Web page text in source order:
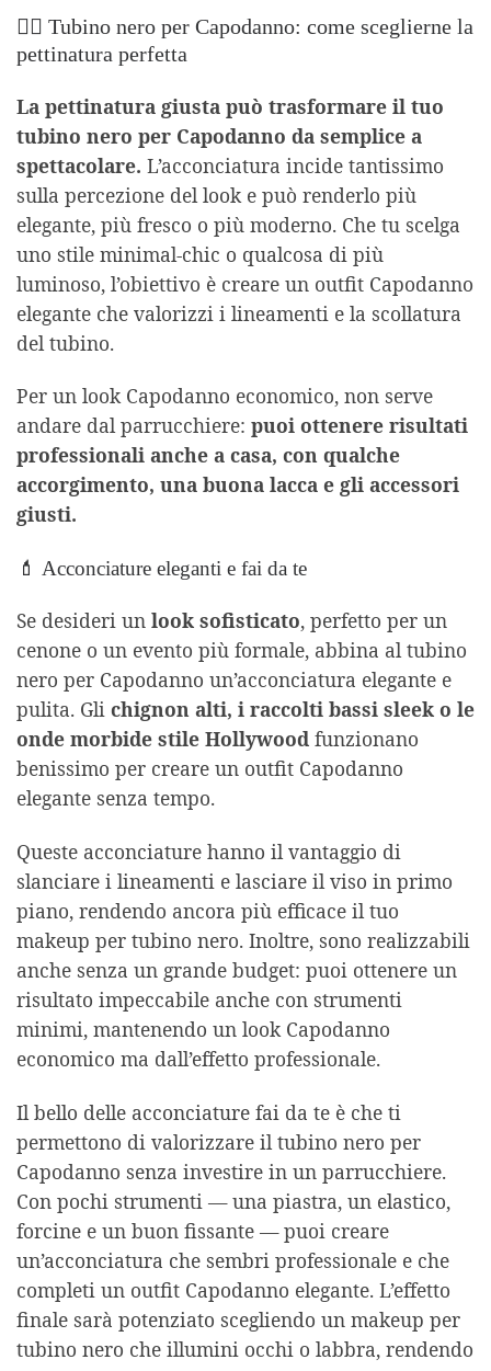
💇‍♀️ Tubino nero per Capodanno: come sceglierne la
pettinatura perfetta
La pettinatura giusta può trasformare il tuo
tubino nero per Capodanno da semplice a
spettacolare. L’acconciatura incide tantissimo
sulla percezione del look e può renderlo più
elegante, più fresco o più moderno. Che tu scelga
uno stile minimal-chic o qualcosa di più
luminoso, l’obiettivo è creare un outfit Capodanno
elegante che valorizzi i lineamenti e la scollatura
del tubino.
Per un look Capodanno economico, non serve
andare dal parrucchiere: puoi ottenere risultati
professionali anche a casa, con qualche
accorgimento, una buona lacca e gli accessori
giusti.
💄 Acconciature eleganti e fai da te
Se desideri un look sofisticato, perfetto per un
cenone o un evento più formale, abbina al tubino
nero per Capodanno un’acconciatura elegante e
pulita. Gli chignon alti, i raccolti bassi sleek o le
onde morbide stile Hollywood funzionano
benissimo per creare un outfit Capodanno
elegante senza tempo.
Queste acconciature hanno il vantaggio di
slanciare i lineamenti e lasciare il viso in primo
piano, rendendo ancora più efficace il tuo
makeup per tubino nero. Inoltre, sono realizzabili
anche senza un grande budget: puoi ottenere un
risultato impeccabile anche con strumenti
minimi, mantenendo un look Capodanno
economico ma dall’effetto professionale.
Il bello delle acconciature fai da te è che ti
permettono di valorizzare il tubino nero per
Capodanno senza investire in un parrucchiere.
Con pochi strumenti — una piastra, un elastico,
forcine e un buon fissante — puoi creare
un’acconciatura che sembri professionale e che
completi un outfit Capodanno elegante. L’effetto
finale sarà potenziato scegliendo un makeup per
tubino nero che illumini occhi o labbra, rendendo